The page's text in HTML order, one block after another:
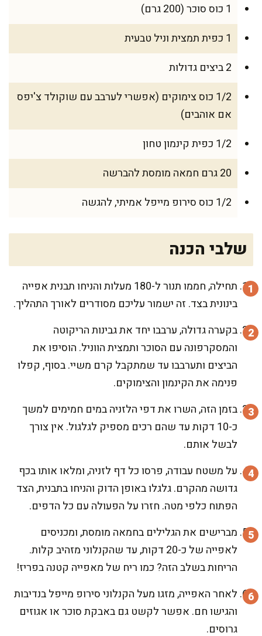
1 כוס סוכר (200 גרם)
1 כפית תמצית וניל טבעית
2 ביצים גדולות
1/2 כוס צימוקים (אפשרי לערבב עם שוקולד צ'יפס
אם אוהבים)
1/2 כפית קינמון טחון
20 גרם חמאה מומסת להברשה
1/2 כוס סירופ מייפל אמיתי, להגשה
שלבי הכנה
תחילה, חממו תנור ל-180 מעלות והניחו תבנית אפייה
בינונית בצד. זה ישמור עליכם מסודרים לאורך התהליך.
בקערה גדולה, ערבבו יחד את גבינות הריקוטה
והמסקרפונה עם הסוכר ותמצית הווניל. הוסיפו את
הביצים ותערבבו עד שמתקבל קרם משיי. בסוף, קפלו
פנימה את הקינמון והצימוקים.
בזמן הזה, השרו את דפי הלזניה במים חמימים למשך
כ-10 דקות עד שהם רכים מספיק לגלגול. אין צורך
לבשל אותם.
על משטח עבודה, פרסו כל דף לזניה, ומלאו אותו בכף
גדושה מהקרם. גלגלו באופן הדוק והניחו בתבנית, הצד
הפתוח כלפי מטה. חזרו על הפעולה עם כל הדפים.
מברישים את הגלילים בחמאה מומסת, ומכניסים
לאפייה של כ-20 דקות, עד שהקנלוני מזהיב קלות.
הריחות בשלב הזה? כמו ריח של מאפייה קטנה בפריז!
לאחר האפייה, מזגו מעל הקנלוני סירופ מייפל בנדיבות
והגישו חם. אפשר לקשט גם באבקת סוכר או אגוזים
גרוסים.